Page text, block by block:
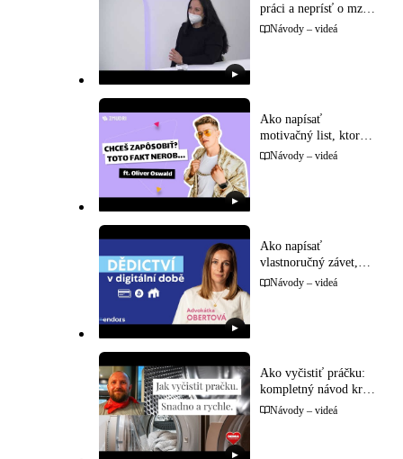
▶
práci a neprísť o mzdu
za výpovednú dobu
Návody – videá
▶
Ako napísať
motivačný list, ktorý
si personalista
Návody – videá
▶
Ako napísať
vlastnoručný závet,
aby bol platný (a aby
Návody – videá
▶
Ako vyčistiť práčku:
kompletný návod krok
za krokom
Návody – videá